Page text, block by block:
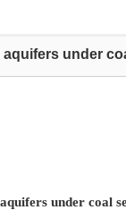
under
under coal